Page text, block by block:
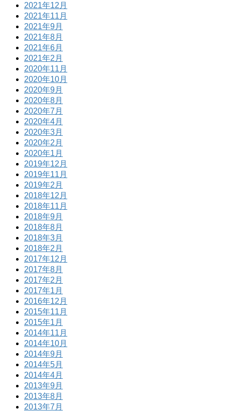
2021年12月
2021年11月
2021年9月
2021年8月
2021年6月
2021年2月
2020年11月
2020年10月
2020年9月
2020年8月
2020年7月
2020年4月
2020年3月
2020年2月
2020年1月
2019年12月
2019年11月
2019年2月
2018年12月
2018年11月
2018年9月
2018年8月
2018年3月
2018年2月
2017年12月
2017年8月
2017年2月
2017年1月
2016年12月
2015年11月
2015年1月
2014年11月
2014年10月
2014年9月
2014年5月
2014年4月
2013年9月
2013年8月
2013年7月